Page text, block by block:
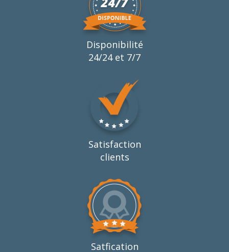
Disponibilité
24/24 et 7/7
Satisfaction
clients
Satfication